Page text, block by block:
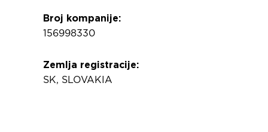
Broj kompanije:
156998330
Zemlja registracije:
SK, SLOVAKIA